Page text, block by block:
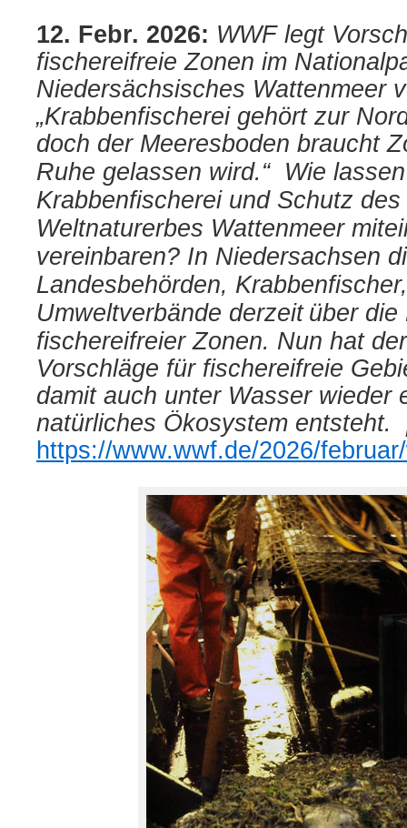
12. Febr. 2026: WWF legt
fischereifreie Zonen im
Niedersächsisches Wattenmeer
„Krabbenfischerei gehört zur
doch der Meeresboden braucht
Ruhe gelassen wird.“ Wie
Krabbenfischerei und Schutz
Weltnaturerbes Wattenmeer
vereinbaren? In Niedersachsen
Landesbehörden,
Umweltverbände derzeit über die
fischereifreier Zonen. Nun hat
Vorschläge für fischereifreie
damit auch unter Wasser wieder
natürliches Ökosystem
https://www.wwf.de/2026/